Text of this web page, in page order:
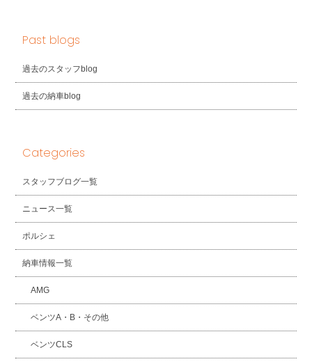
Past blogs
過去のスタッフblog
過去の納車blog
Categories
スタッフブログ一覧
ニュース一覧
ポルシェ
納車情報一覧
AMG
ベンツA・B・その他
ベンツCLS